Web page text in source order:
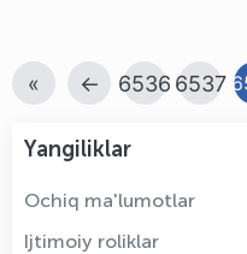
« ← 6536 6537
Yangiliklar
Ochiq ma'lumotlar
Ijtimoiy roliklar